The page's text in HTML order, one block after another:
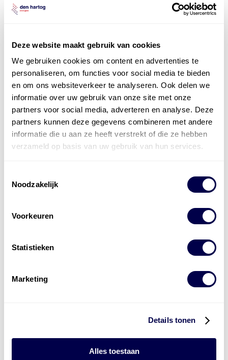
Deze website maakt gebruik van cookies
We gebruiken cookies om content en advertenties te
personaliseren, om functies voor social media te bieden
en om ons websiteverkeer te analyseren. Ook delen we
informatie over uw gebruik van onze site met onze
partners voor social media, adverteren en analyse. Deze
partners kunnen deze gegevens combineren met andere
informatie die u aan ze heeft verstrekt of die ze hebben
verzameld op basis van uw gebruik van hun services.
Noodzakelijk
Voorkeuren
Statistieken
Marketing
Details tonen
Alles toestaan
Officieel distributeur met Mobil Smeermiddelen
voor alle sectoren
Welke olie heb ik nodig
Alle producten bekijken